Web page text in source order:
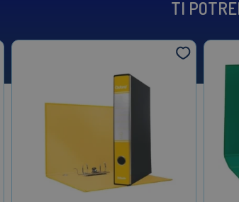
TI